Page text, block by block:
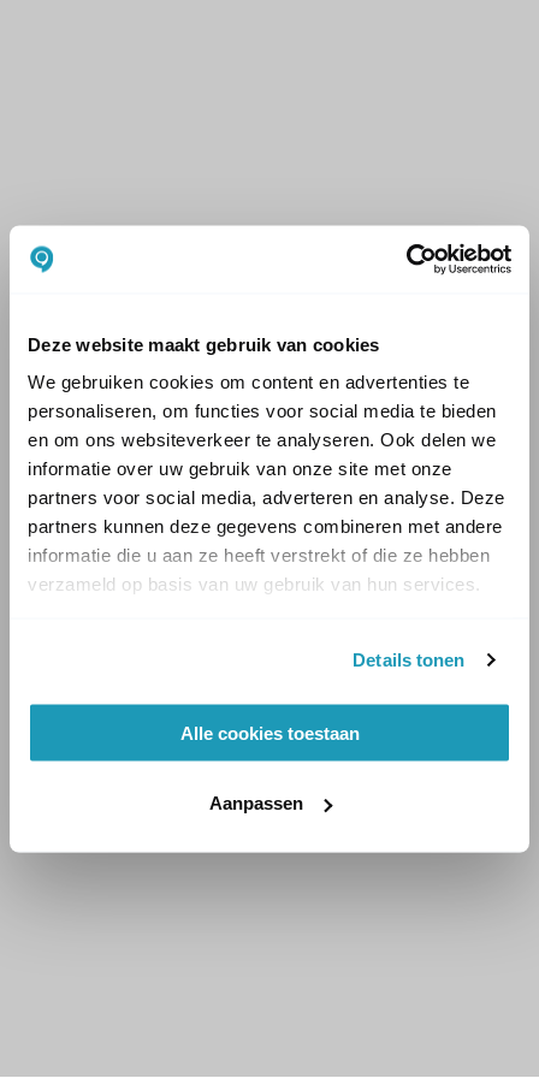
Deze website maakt gebruik van cookies
We gebruiken cookies om content en advertenties te
personaliseren, om functies voor social media te bieden
en om ons websiteverkeer te analyseren. Ook delen we
informatie over uw gebruik van onze site met onze
partners voor social media, adverteren en analyse. Deze
partners kunnen deze gegevens combineren met andere
informatie die u aan ze heeft verstrekt of die ze hebben
verzameld op basis van uw gebruik van hun services.
Details tonen
Alle cookies toestaan
Aanpassen